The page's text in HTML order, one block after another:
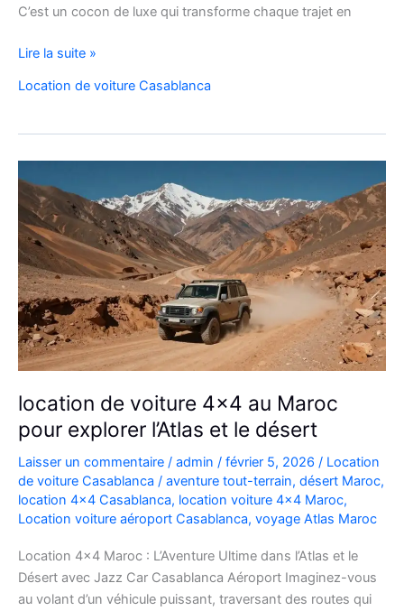
C’est un cocon de luxe qui transforme chaque trajet en
Location
Rover
Casablanca
Lire la suite »
Location de voiture Casablanca
location de voiture 4×4 au Maroc
pour explorer l’Atlas et le désert
Laisser un commentaire / admin / février 5, 2026 / Location
de voiture Casablanca / aventure tout-terrain, désert Maroc,
location 4x4 Casablanca, location voiture 4x4 Maroc,
Location voiture aéroport Casablanca, voyage Atlas Maroc
Location 4×4 Maroc : L’Aventure Ultime dans l’Atlas et le
Désert avec Jazz Car Casablanca Aéroport Imaginez-vous
au volant d’un véhicule puissant, traversant des routes qui